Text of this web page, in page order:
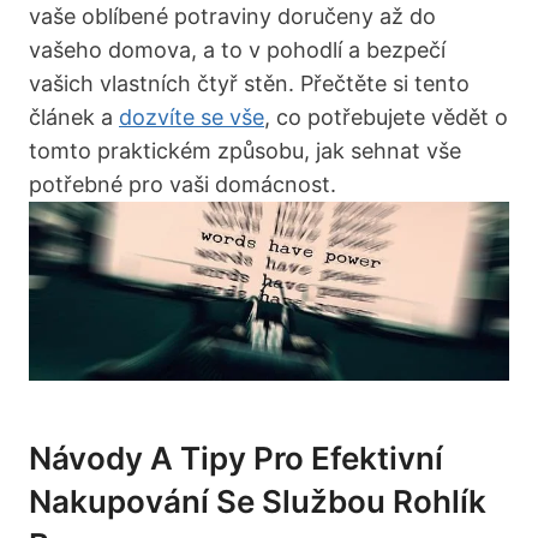
vaše oblíbené potraviny doručeny až do
vašeho domova, a to v pohodlí a bezpečí
vašich vlastních čtyř stěn. Přečtěte si tento
článek a dozvíte se vše, co potřebujete vědět o
tomto praktickém způsobu, jak sehnat vše
potřebné pro vaši domácnost.
Návody A Tipy Pro Efektivní
Nakupování Se Službou Rohlík